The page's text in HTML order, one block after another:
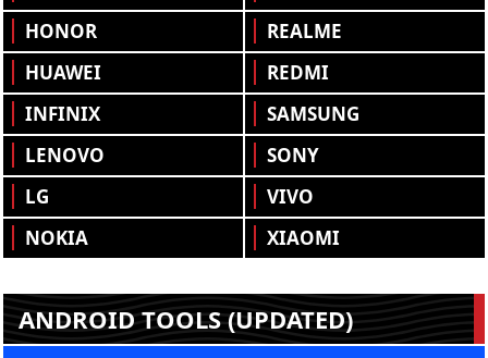
HONOR
HUAWEI
INFINIX
LENOVO
LG
NOKIA
REALME
REDMI
SAMSUNG
SONY
VIVO
XIAOMI
ANDROID TOOLS (UPDATED)